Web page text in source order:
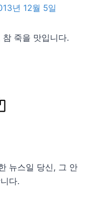
년 12월 5일
죽을 맛입니다.
뉴스일 당신, 그 안
다.